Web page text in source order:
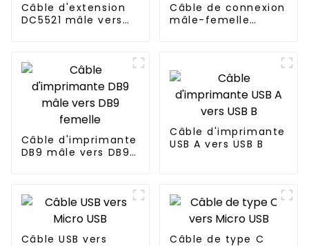
Câble d'extension
DC5521 mâle vers
Câble de connexion
mâle-femelle
Câble d'imprimante
DB9 mâle vers DB9
Câble d'imprimante
USB A vers USB B
Câble USB vers
Câble de type C